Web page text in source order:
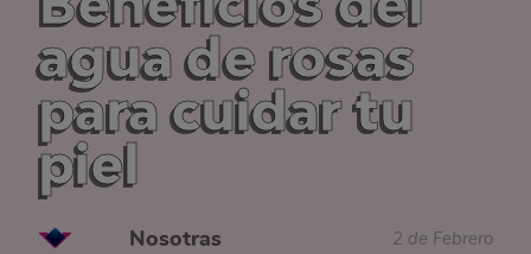
agua de rosas
para cuidar tu
piel
Nosotras 2 de Febrero